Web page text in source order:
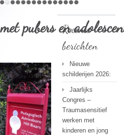
pubers enRecente
berichten
Nieuwe
schilderijen 2026:
Jaarlijks
Congres –
Traumasensitief
werken met
kinderen en jong